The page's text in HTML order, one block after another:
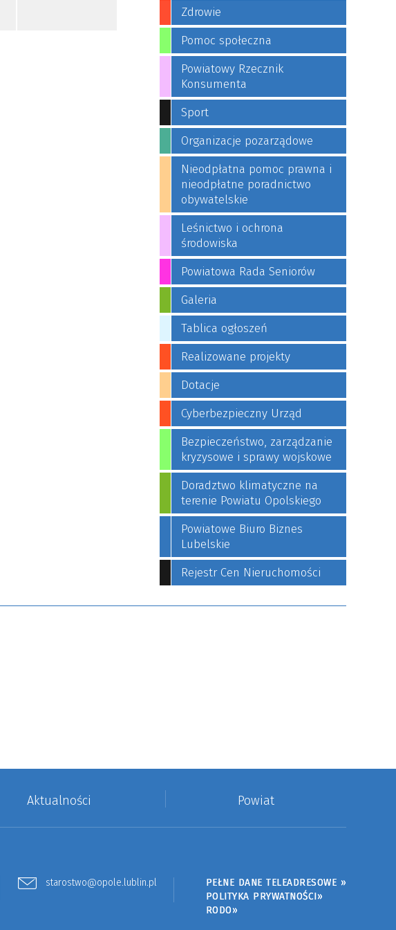
Zdrowie
Pomoc społeczna
Powiatowy Rzecznik
Konsumenta
Sport
Organizacje pozarządowe
Nieodpłatna pomoc prawna i
nieodpłatne poradnictwo
obywatelskie
Leśnictwo i ochrona
środowiska
Powiatowa Rada Seniorów
Galeria
Tablica ogłoszeń
Realizowane projekty
Dotacje
Cyberbezpieczny Urząd
Bezpieczeństwo, zarządzanie
kryzysowe i sprawy wojskowe
Doradztwo klimatyczne na
terenie Powiatu Opolskiego
Powiatowe Biuro Biznes
Lubelskie
Rejestr Cen Nieruchomości
Aktualności Powiat
starostwo@opole.lublin.pl
PEŁNE DANE TELEADRESOWE »
POLITYKA PRYWATNOŚCI»
RODO»